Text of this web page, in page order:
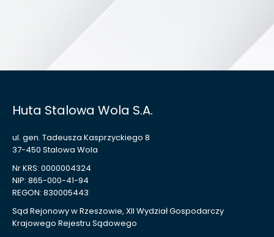
Huta Stalowa Wola S.A.
ul. gen. Tadeusza Kasprzyckiego 8
37-450 Stalowa Wola
Nr KRS: 0000004324
NIP: 865-000-41-94
REGON: 830005443
Sąd Rejonowy w Rzeszowie, XII Wydział Gospodarczy
Krajowego Rejestru Sądowego